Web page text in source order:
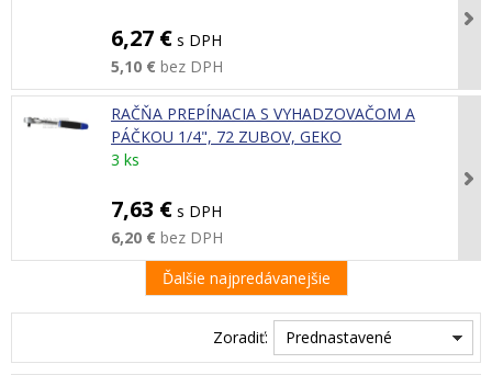
6,27 € s DPH
5,10 € bez DPH
RAČŇA PREPÍNACIA S VYHADZOVAČOM A
PÁČKOU 1/4", 72 ZUBOV, GEKO
3 ks
7,63 € s DPH
6,20 € bez DPH
Ďalšie najpredávanejšie
Zoradiť: Prednastavené